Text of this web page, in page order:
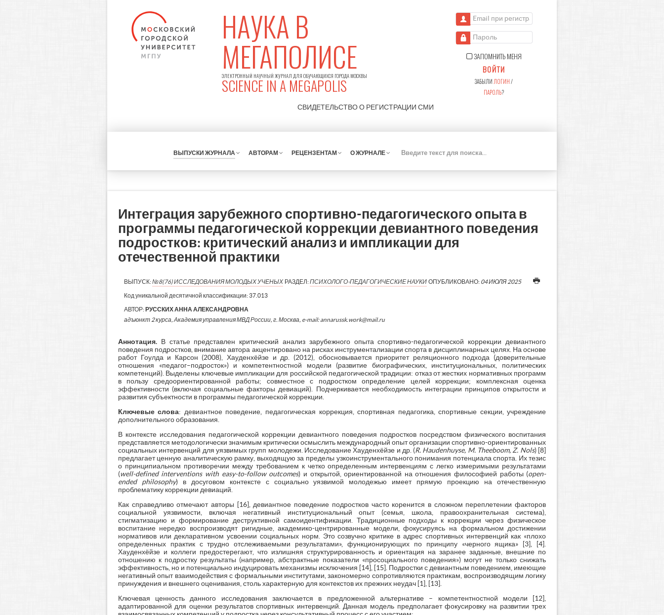
НАУКА В
МЕГАПОЛИСЕ
ЭЛЕКТРОННЫЙ НАУЧНЫЙ ЖУРНАЛ ДЛЯ ОБУЧАЮЩИХСЯ ГОРОДА МОСКВЫ
SCIENCE IN A MEGAPOLIS
СВИДЕТЕЛЬСТВО О РЕГИСТРАЦИИ СМИ
Email при регистрации
Пароль
ЗАПОМНИТЬ МЕНЯ
ВОЙТИ
ЗАБЫЛИ ЛОГИН/
ПАРОЛЬ?
ВЫПУСКИ ЖУРНАЛА АВТОРАМ РЕЦЕНЗЕНТАМ О ЖУРНАЛЕ
К
Интеграция зарубежного спортивно-педагогического опыта в
программы педагогической коррекции девиантного поведения
подростков: критический анализ и импликации для
отечественной практики
ВЫПУСК:№8(76) ИССЛЕДОВАНИЯ МОЛОДЫХ УЧЕНЫХ РАЗДЕЛ:ПСИХОЛОГО-ПЕДАГОГИЧЕСКИЕ НАУКИ ОПУБЛИКОВАНО: 04 ИЮЛЯ 2025
Код уникальной десятичной классификации: 37.013
АВТОР: РУССКИХ АННА АЛЕКСАНДРОВНА
адъюнкт 2 курса, Академия управления МВД России, г. Москва, e-mail: annarussk.work@mail.ru
Аннотация.В статье представлен критический анализ зарубежного опыта спортивно-педагогической коррекции девиантного
поведения подростков, внимание автора акцентировано на рисках инструментализации спорта в дисциплинарных целях. На основе
работ Гоулда и Карсон (2008), Хауденхёйзе и др. (2012), обосновывается приоритет реляционного подхода (доверительные
отношения «педагог–подросток») и компетентностной модели (развитие биографических, институциональных, политических
компетенций). Выделены ключевые импликации для российской педагогической традиции: отказ от жестких нормативных программ
в пользу средоориентированной работы; совместное с подростком определение целей коррекции; комплексная оценка
эффективности (включая социальные факторы девиаций). Подчеркивается необходимость интеграции принципов открытости и
развития субъектности в программы педагогической коррекции.
Ключевые слова: девиантное поведение, педагогическая коррекция, спортивная педагогика, спортивные секции, учреждение
дополнительного образования.
В контексте исследования педагогической коррекции девиантного поведения подростков посредством физического воспитания
представляется методологически значимым критически осмыслить международный опыт организации спортивно-ориентированных
социальных интервенций для уязвимых групп молодежи. Исследование Хауденхёйзе и др. (R. Haudenhuyse, M. Theeboom, Z. Nols) [8]
предлагает ценную аналитическую рамку, выходящую за пределы узкоинструментального понимания потенциала спорта. Их тезис
о принципиальном противоречии между требованием к четко определенным интервенциям с легко измеримыми результатами
(well-defined interventions with easy-to-follow outcomes) и открытой, ориентированной на отношения философией работы (open-
ended philosophy) в досуговом контексте с социально уязвимой молодежью имеет прямую проекцию на отечественную
проблематику коррекции девиаций.
Как справедливо отмечают авторы [16], девиантное поведение подростков часто коренится в сложном переплетении факторов
социальной уязвимости, включая негативный институциональный опыт (семья, школа, правоохранительная система),
стигматизацию и формирование деструктивной самоидентификации. Традиционные подходы к коррекции через физическое
воспитание нередко воспроизводят ригидные, академико-центрированные модели, фокусируясь на формальном достижении
нормативов или декларативном усвоении социальных норм. Это созвучно критике в адрес спортивных интервенций как «плохо
определенных практик с трудно отслеживаемыми результатами», функционирующих по принципу «черного ящика» [3], [4].
Хауденхёйзе и коллеги предостерегают, что излишняя структурированность и ориентация на заранее заданные, внешние по
отношению к подростку результаты (например, абстрактные показатели «просоциального поведения») могут не только снижать
эффективность, но и потенциально индуцировать механизмы исключения [14], [15]. Подростки с девиантным поведением, имеющие
негативный опыт взаимодействия с формальными институтами, закономерно сопротивляются практикам, воспроизводящим логику
принуждения и внешнего оценивания, столь характерную для контекстов их прежних неудач [1], [13].
Ключевая ценность данного исследования заключается в предложенной альтернативе – компетентностной модели [12],
адаптированной для оценки результатов спортивных интервенций. Данная модель предполагает фокусировку на развитии трех